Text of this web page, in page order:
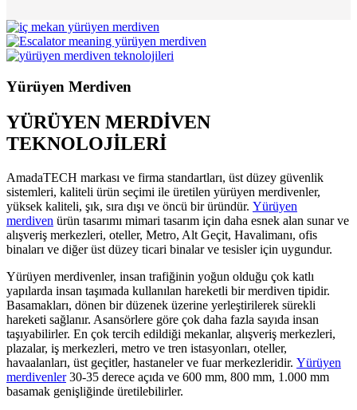
Yürüyen Merdiven
YÜRÜYEN MERDİVEN
TEKNOLOJİLERİ
AmadaTECH markası ve firma standartları, üst düzey güvenlik
sistemleri, kaliteli ürün seçimi ile üretilen yürüyen merdivenler,
yüksek kaliteli, şık, sıra dışı ve öncü bir üründür. Yürüyen
merdiven ürün tasarımı mimari tasarım için daha esnek alan sunar ve
alışveriş merkezleri, oteller, Metro, Alt Geçit, Havalimanı, ofis
binaları ve diğer üst düzey ticari binalar ve tesisler için uygundur.
Yürüyen merdivenler, insan trafiğinin yoğun olduğu çok katlı
yapılarda insan taşımada kullanılan hareketli bir merdiven tipidir.
Basamakları, dönen bir düzenek üzerine yerleştirilerek sürekli
hareketi sağlanır. Asansörlere göre çok daha fazla sayıda insan
taşıyabilirler. En çok tercih edildiği mekanlar, alışveriş merkezleri,
plazalar, iş merkezleri, metro ve tren istasyonları, oteller,
havaalanları, üst geçitler, hastaneler ve fuar merkezleridir. Yürüyen
merdivenler30-35 derece açıda ve 600 mm, 800 mm, 1.000 mm
basamak genişliğinde üretilebilirler.